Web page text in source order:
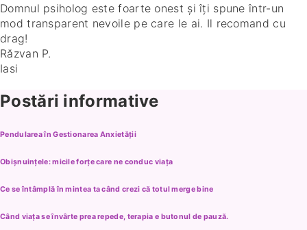
Domnul psiholog este foarte onest și îți spune într-un
mod transparent nevoile pe care le ai. Il recomand cu
drag!
Răzvan P.
Iasi
Postări informative
Pendularea în Gestionarea Anxietății
Obișnuințele: micile forțe care ne conduc viața
Ce se întâmplă în mintea ta când crezi că totul merge bine
Când viața se învârte prea repede, terapia e butonul de pauză.